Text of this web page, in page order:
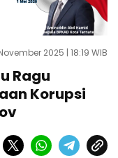
2025 | 18:19 WIB
Ragu
Korupsi